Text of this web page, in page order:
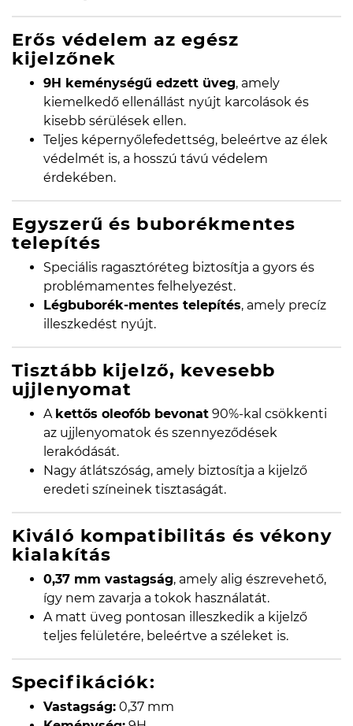
Erős védelem az egész
kijelzőnek
9H keménységű edzett üveg, amely
kiemelkedő ellenállást nyújt karcolások és
kisebb sérülések ellen.
Teljes képernyőlefedettség, beleértve az élek
védelmét is, a hosszú távú védelem
érdekében.
Egyszerű és buborékmentes
telepítés
Speciális ragasztóréteg biztosítja a gyors és
problémamentes felhelyezést.
Légbuborék-mentes telepítés, amely precíz
illeszkedést nyújt.
Tisztább kijelző, kevesebb
ujjlenyomat
A kettős oleofób bevonat 90%-kal csökkenti
az ujjlenyomatok és szennyeződések
lerakódását.
Nagy átlátszóság, amely biztosítja a kijelző
eredeti színeinek tisztaságát.
Kiváló kompatibilitás és vékony
kialakítás
0,37 mm vastagság, amely alig észrevehető,
így nem zavarja a tokok használatát.
A matt üveg pontosan illeszkedik a kijelző
teljes felületére, beleértve a széleket is.
Specifikációk:
Vastagság: 0,37 mm